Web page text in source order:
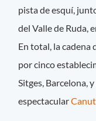
pista de esquí,
del Valle de Ruda,
En total, la cadena
por cinco
Sitges, Barcelona,
espectacular